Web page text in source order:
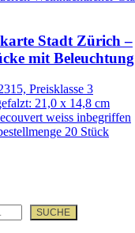
Stadt Zürich –
mit Beleuchtung
Preisklasse 3
21,0 x 14,8 cm
weiss inbegriffen
20 Stück
SUCHE